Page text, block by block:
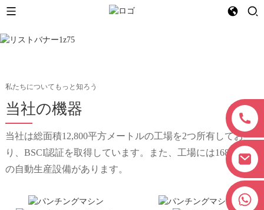
+8618038381627
私たちについてもっと知ろう
当社の機器
当社は総面積12,800平方メートルの工場を2つ所有してお
り、BSCI認証を取得しています。また、工場には168セット
の自動生産設備があります。